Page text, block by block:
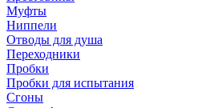
Муфты
Ниппели
Отводы для душа
Переходники
Пробки
Пробки для испытания
Сгоны